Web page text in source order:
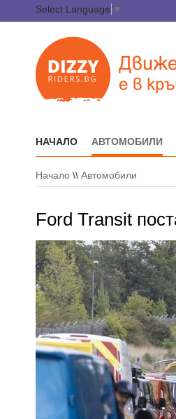
Select Language ▼
НАЧАЛО АВТОМОБИЛИ
Начало \\ Автомобили
Ford Transit